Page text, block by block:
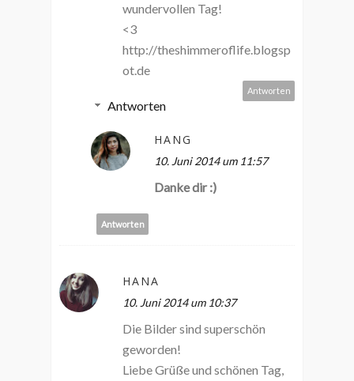
wundervollen Tag!
<3
http://theshimmeroflife.blogsp
ot.de
Antworten
Antworten
HANG
10. Juni 2014 um 11:57
Danke dir :)
Antworten
HANA
10. Juni 2014 um 10:37
Die Bilder sind superschön
geworden!
Liebe Grüße und schönen Tag,